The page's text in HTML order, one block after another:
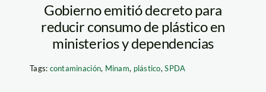
Gobierno emitió decreto para
reducir consumo de plástico en
ministerios y dependencias
Tags: contaminación, Minam, plástico,SPDA